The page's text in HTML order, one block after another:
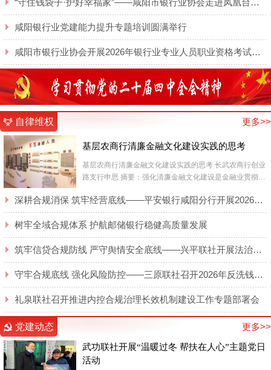
“守住钱袋子·护好幸福家”——咸阳市银行业协会走进凤凰台开展金融知识宣传
咸阳银行业党建能力提升专题培训圆满举行
咸阳市银行业协会开展2026年银行业专业人员职业资格考试线上培训
自律维权 更多>>
基层农商行清廉金融文化建设实践的思考
基层农商行清廉金融文化建设实践的思考 长武农商行创业
路支行申思 摘要：强化清廉金融文化建设是金融业贯彻国
深耕合规消保 筑牢经营底线——平安银行咸阳分行开展2026年廉洁合规及消保专题培训
树牢全域合规体系 护航邮储银行稳健高质量发展
筑牢信贷合规防线 严守舆情安全底线——兴平联社开展法治大讲堂活动
守牢合规底线 强化风险防控——三原联社召开2026年反洗钱和反恐怖融资专题培训会
礼泉联社召开推进内控合规治理长效机制建设工作专题部署会
党建动态 更多>>
武功联社开展“温暖过冬 帮扶在人心”主题党日
活动